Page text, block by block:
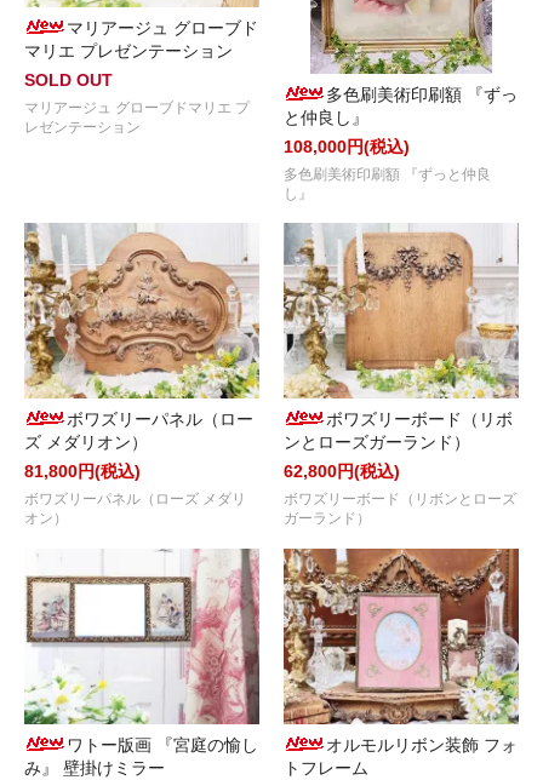
マリアージュ グローブド
マリエ プレゼンテーション
SOLD OUT
マリアージュ グローブドマリエ プ
レゼンテーション
多色刷美術印刷額 『ずっ
と仲良し』
108,000円(税込)
多色刷美術印刷額 『ずっと仲良
し』
ボワズリーパネル（ロー
ズ メダリオン）
81,800円(税込)
ボワズリーパネル（ローズ メダリ
オン）
ボワズリーボード（リボ
ンとローズガーランド）
62,800円(税込)
ボワズリーボード（リボンとローズ
ガーランド）
ワトー版画 『宮庭の愉し
み』 壁掛けミラー
オルモルリボン装飾 フォ
トフレーム